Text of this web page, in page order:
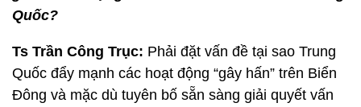
Quốc?
Ts Trần Công Trục: Phải đặt vấn đề tại sao Trung
Quốc đẩy mạnh các hoạt động “gây hấn” trên Biển
Đông và mặc dù tuyên bố sẵn sàng giải quyết vấn